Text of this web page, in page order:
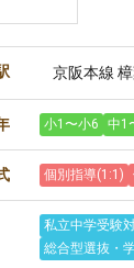
京阪本線
小1〜小6 中1
個別指導(1:1)
私立中学受験
総合型選抜・